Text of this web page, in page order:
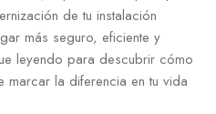
de⁢ tu instalación
más‌ seguro, eficiente y
leyendo para descubrir ⁣cómo
marcar la diferencia⁤ en tu vida